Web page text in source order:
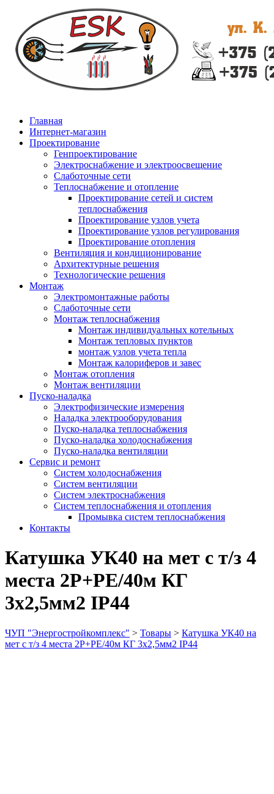
Главная
Интернет-магазин
Проектирование
Генпроектирование
Электроснабжение и электроосвещение
Слаботочные сети
Теплоснабжение и отопление
Проектирование сетей и систем
теплоснабжения
Проектирование узлов учета
Проектирование узлов регулирования
Проектирование отопления
Вентиляция и кондиционирование
Архитектурные решения
Технологические решения
Монтаж
Электромонтажные работы
Слаботочные сети
Монтаж теплоснабжения
Монтаж индивидуальных котельных
Монтаж тепловых пунктов
монтаж узлов учета тепла
Монтаж калориферов и завес
Монтаж отопления
Монтаж вентиляции
Пуско-наладка
Электрофизические измерения
Наладка электрооборудования
Пуско-наладка теплоснабжения
Пуско-наладка холодоснабжения
Пуско-наладка вентиляции
Сервис и ремонт
Систем холодоснабжения
Систем вентиляции
Систем электроснабжения
Систем теплоснабжения и отопления
Промывка систем теплоснабжения
Контакты
Катушка УК40 на мет с т/з 4
места 2Р+PЕ/40м КГ
3х2,5мм2 IP44
ЧУП "Энергостройкомплекс" > Товары > Катушка УК40 на
мет с т/з 4 места 2Р+PЕ/40м КГ 3х2,5мм2 IP44